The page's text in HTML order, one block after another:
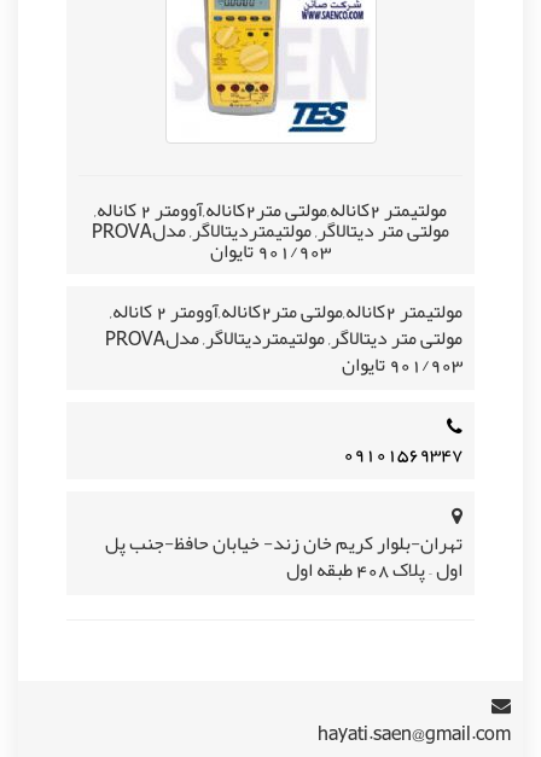
مولتیمتر 2کاناله,مولتی متر2کاناله,آوومتر 2 کاناله,
مولتی متر دیتالاگر, مولتیمتردیتالاگر, مدلPROVA
901/903 تایوان
مولتیمتر 2کاناله,مولتی متر2کاناله,آوومتر 2 کاناله,
مولتی متر دیتالاگر, مولتیمتردیتالاگر, مدلPROVA
901/903 تایوان
۰۹۱۰۱۵۶۹۳۴۷
تهران-بلوار کریم خان زند- خیابان حافظ-جنب پل
اول – پلاک 408 طبقه اول
hayati.saen@gmail.com